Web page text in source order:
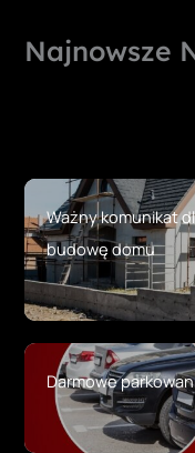
Najnowsze
Ważny komunikat
budowę domu
Darmowe